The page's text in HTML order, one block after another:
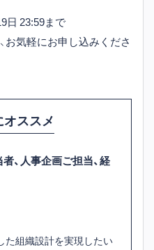
日 23:59まで
お気軽にお申し込みくださ
ススメ
者、人事企画ご担当、経
た組織設計を実現したい